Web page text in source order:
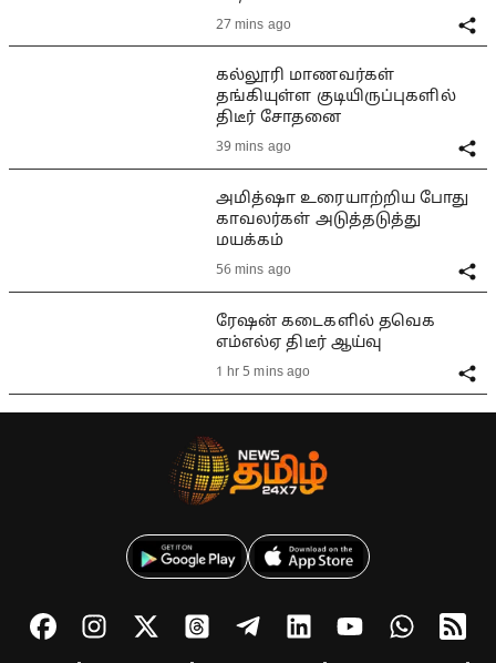
27 mins ago
கல்லூரி மாணவர்கள்
தங்கியுள்ள குடியிருப்புகளில்
திடீர் சோதனை
39 mins ago
அமித்ஷா உரையாற்றிய போது
காவலர்கள் அடுத்தடுத்து
மயக்கம்
56 mins ago
ரேஷன் கடைகளில் தவெக
எம்எல்ஏ திடீர் ஆய்வு
1 hr 5 mins ago